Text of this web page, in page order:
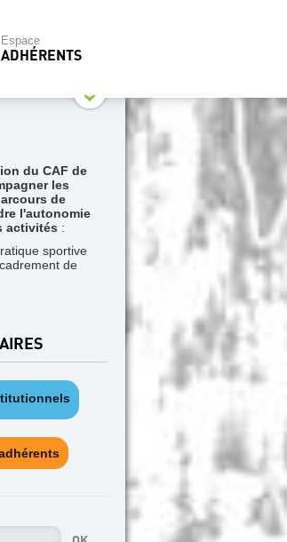
Espace
ADHÉRENTS
du CAF de
les
de
l'autonomie
activités :
sportive
de